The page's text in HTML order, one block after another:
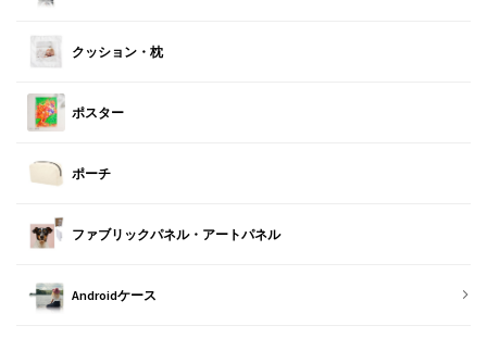
クッション・枕
ポスター
ポーチ
ファブリックパネル・アートパネル
Androidケース